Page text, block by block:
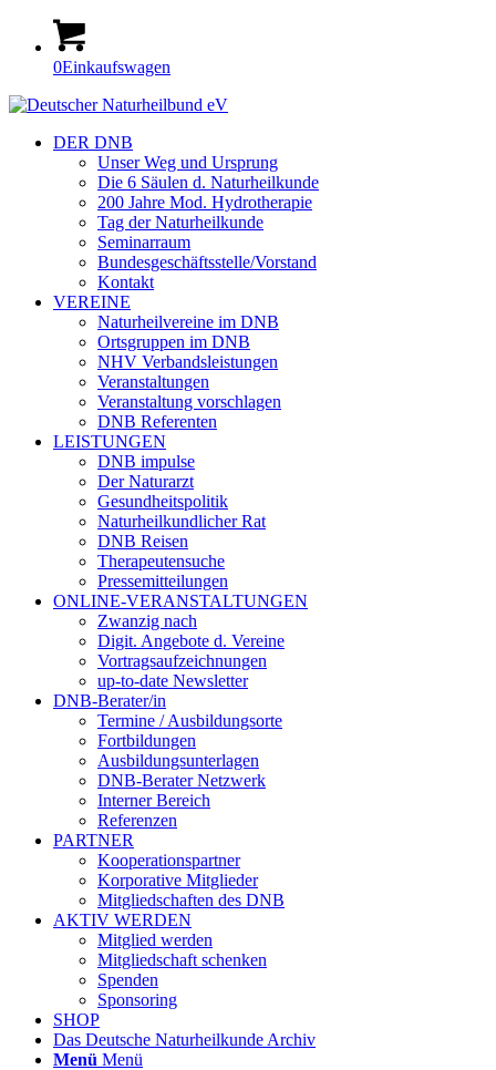
0Einkaufswagen
DER DNB
Unser Weg und Ursprung
Die 6 Säulen d. Naturheilkunde
200 Jahre Mod. Hydrotherapie
Tag der Naturheilkunde
Seminarraum
Bundesgeschäftsstelle/Vorstand
Kontakt
VEREINE
Naturheilvereine im DNB
Ortsgruppen im DNB
NHV Verbandsleistungen
Veranstaltungen
Veranstaltung vorschlagen
DNB Referenten
LEISTUNGEN
DNB impulse
Der Naturarzt
Gesundheitspolitik
Naturheilkundlicher Rat
DNB Reisen
Therapeutensuche
Pressemitteilungen
ONLINE-VERANSTALTUNGEN
Zwanzig nach
Digit. Angebote d. Vereine
Vortragsaufzeichnungen
up-to-date Newsletter
DNB-Berater/in
Termine / Ausbildungsorte
Fortbildungen
Ausbildungsunterlagen
DNB-Berater Netzwerk
Interner Bereich
Referenzen
PARTNER
Kooperationspartner
Korporative Mitglieder
Mitgliedschaften des DNB
AKTIV WERDEN
Mitglied werden
Mitgliedschaft schenken
Spenden
Sponsoring
SHOP
Das Deutsche Naturheilkunde Archiv
Menü Menü